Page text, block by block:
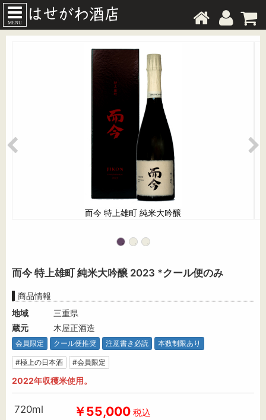
MENU
而今 特上雄町 純米大吟醸
而今 特上雄町 純米大吟醸 2023 *クール便のみ
商品情報
地域
三重県
蔵元
木屋正酒造
会員限定 クール便推奨 注意書き必読 本数制限あり
#極上の日本酒 #会員限定
2022年収穫米使用。
720ml ￥55,000 税込